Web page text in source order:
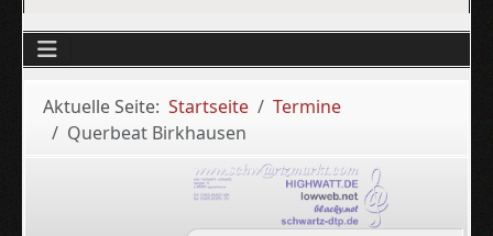
Aktuelle Seite: Startseite
Termine
Querbeat Birkhausen